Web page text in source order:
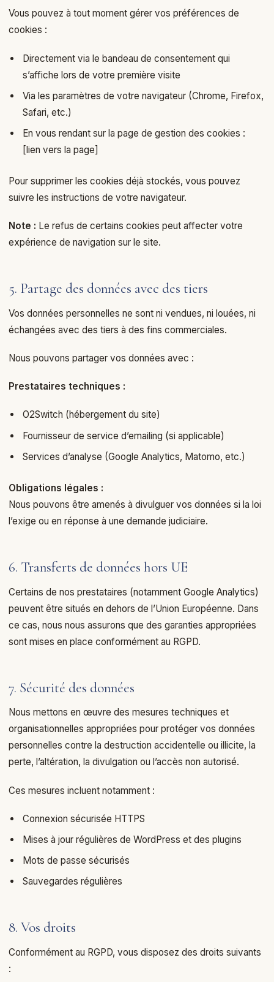
Vous pouvez à tout moment gérer vos préférences de
cookies :
Directement via le bandeau de consentement qui
s’affiche lors de votre première visite
Via les paramètres de votre navigateur (Chrome, Firefox,
Safari, etc.)
En vous rendant sur la page de gestion des cookies :
[lien vers la page]
Pour supprimer les cookies déjà stockés, vous pouvez
suivre les instructions de votre navigateur.
Note : Le refus de certains cookies peut affecter votre
expérience de navigation sur le site.
5. Partage des données avec des tiers
Vos données personnelles ne sont ni vendues, ni louées, ni
échangées avec des tiers à des fins commerciales.
Nous pouvons partager vos données avec :
Prestataires techniques :
O2Switch (hébergement du site)
Fournisseur de service d’emailing (si applicable)
Services d’analyse (Google Analytics, Matomo, etc.)
Obligations légales :
Nous pouvons être amenés à divulguer vos données si la loi
l’exige ou en réponse à une demande judiciaire.
6. Transferts de données hors UE
Certains de nos prestataires (notamment Google Analytics)
peuvent être situés en dehors de l’Union Européenne. Dans
ce cas, nous nous assurons que des garanties appropriées
sont mises en place conformément au RGPD.
7. Sécurité des données
Nous mettons en œuvre des mesures techniques et
organisationnelles appropriées pour protéger vos données
personnelles contre la destruction accidentelle ou illicite, la
perte, l’altération, la divulgation ou l’accès non autorisé.
Ces mesures incluent notamment :
Connexion sécurisée HTTPS
Mises à jour régulières de WordPress et des plugins
Mots de passe sécurisés
Sauvegardes régulières
8. Vos droits
Conformément au RGPD, vous disposez des droits suivants
: